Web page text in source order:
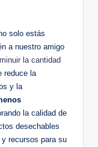
solo estás
a nuestro amigo
la cantidad
reduce la
y la
la calidad de
desechables
recursos para su